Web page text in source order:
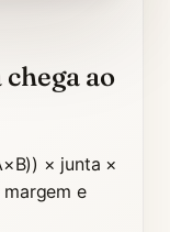
ao
× junta ×
e